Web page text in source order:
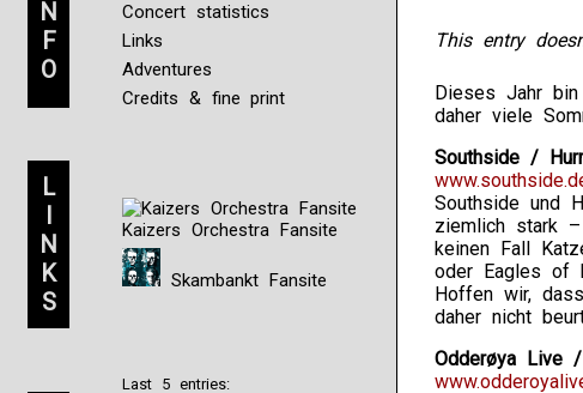
N
F
O
Concert statistics
Links
Adventures
Credits & fine print
L
I
N
K
S
Kaizers Orchestra Fansite
Skambankt Fansite
Last 5 entries:
This entry
Dieses Jahr
daher viele
Southside /
Southside und
ziemlich stark
keinen Fall
oder Eagles of
Hoffen wir,
daher nicht
Odderøya Live